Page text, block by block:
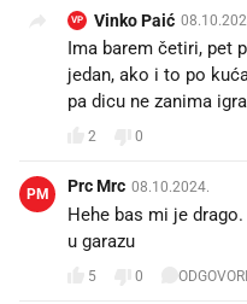
VP Vinko Paić
Ima barem četiri, pet
jedan, ako i to po
pa dicu ne zanima
2 0
PM Prc Mrc 08.10.2024.
Hehe bas mi je
u garazu
5 0